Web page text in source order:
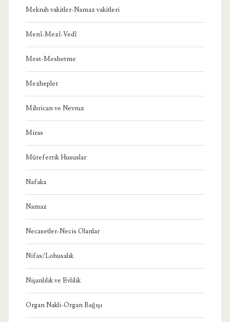
Mekruh vakitler-Namaz vakitleri
Menî-Mezî-Vedî
Mest-Meshetme
Mezhepler
Mihrican ve Nevruz
Miras
Müteferrik Hususlar
Nafaka
Namaz
Necasetler-Necis Olanlar
Nifas/Lohusalık
Nişanlılık ve Evlilik
Organ Nakli-Organ Bağışı